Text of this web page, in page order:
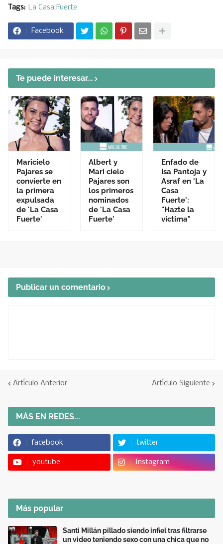
Tags: La Casa Fuerte
Facebook
Te puede interesar...
Maricielo
Pajares se
convierte en
la primera
expulsada
de 'La Casa
Fuerte'
Albert y
Mari cielo
Pajares son
los primeros
nominados
de 'La Casa
Fuerte'
Enfado de
Isa Pantoja y
Asraf en 'La
Casa
Fuerte':
"Hazte la
víctima"
Publicar un comentario
Artículo Anterior Artículo Siguiente
MÁS EN REDES...
facebook twitter
youtube Instagram
Más popular
Santi Millán pillado siendo infiel tras filtrarse
un video teniendo sexo con una chica que no